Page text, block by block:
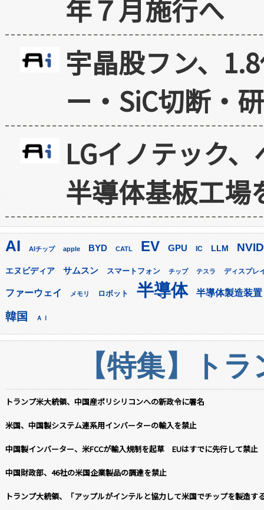
年７月施行へ
宇晶股フン、
ー・SiC切断・
LGイノテック
半導体基板工場
AI AIチップ apple BYD CATL EV GPU IC LLM
エヌビディア サムスン スマートフォン チップ テスラ ディスプレ
ファーウェイ メモリ ロボット 半導体 半導体製造装置
韓国 ＡＩ
【特集】ト
トランプ米大統領、中国産ポリシリコンへの新政令に署名
米国、中国製システム連系用インバーターの輸入を禁止
中国製インバーター、米FCCが輸入規制を起草 EUはすでに先行して禁止
中国財政部、46社の米国企業製品の調達を禁止
トランプ大統領、「アップルがインテルと協力して米国でチップを製造す